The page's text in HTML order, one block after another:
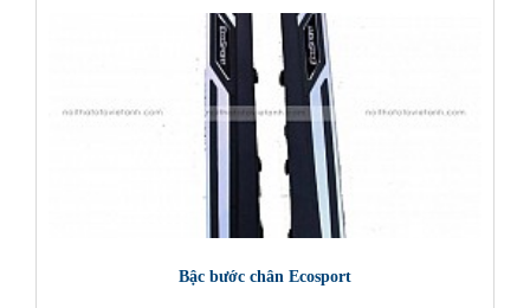
Bậc bước chân Ecosport